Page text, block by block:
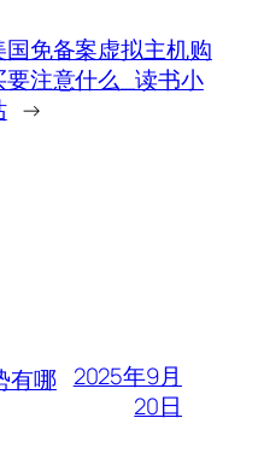
国免备案虚拟主机购
要注意什么_读书小
→
有哪 2025年9月
20日